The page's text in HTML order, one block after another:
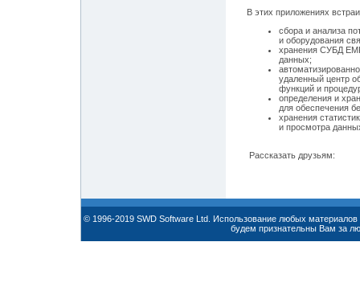
В этих приложениях
сбора и анализа
и оборудования
хранения СУБД
данных;
удаленный центр
функций и
определения и
для обеспечения
хранения
и просмотра
Рассказать друзьям:
© 1996-2019 SWD Software Ltd. Использование любых
будем признательны Вам за